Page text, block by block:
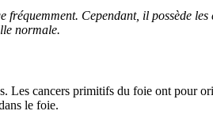
Cependant, il possède
normale.
cancers primitifs du foie ont pour
le foie.